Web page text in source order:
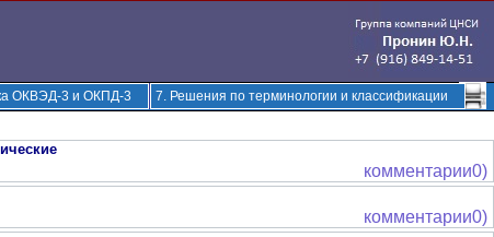
ОКВЭД-3 и ОКПД-3
7. Решения по терминологии и классификации
комментарии0)
комментарии0)